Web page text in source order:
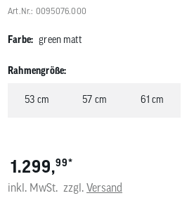
Art.Nr.: 0095076.000
Farbe: green matt
Rahmengröße:
53 cm 57 cm 61 cm
1.299,99*
inkl. MwSt. zzgl. Versand